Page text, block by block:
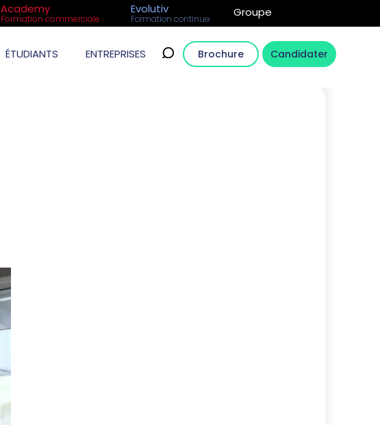
Academy
Formation commerciale
Evolutiv
Formation continue Groupe
ÉTUDIANTS ENTREPRISES Brochure Candidater